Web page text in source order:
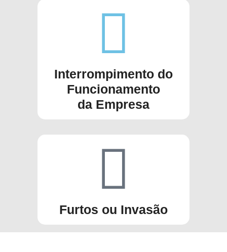
Interrompimento do
Funcionamento
da Empresa
Furtos ou Invasão